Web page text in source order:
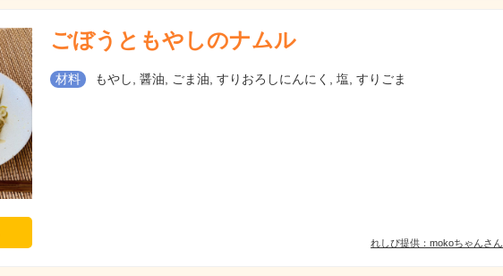
ごぼうともやしのナムル
材料 もやし, 醤油, ごま油, すりおろしにんにく, 塩, すりごま
れしぴ提供：mokoちゃんさん